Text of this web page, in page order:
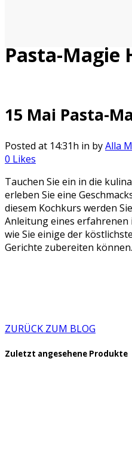
Pasta-Magie
15 Mai Pasta-
Posted at 14:31h in byAlla
0 Likes
Tauchen Sie ein in die
erleben Sie eine
diesem Kochkurs werden
Anleitung eines erfahrenen
wie Sie einige der
Gerichte zubereiten können.
ZURÜCK ZUM BLOG
Zuletzt angesehene Produkte